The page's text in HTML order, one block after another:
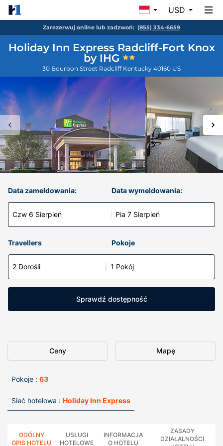
USD
Zarezerwuj online lub zadzwoń: (855) 334-6659
Holiday Inn Express Radcliff-Fort Knox
by IHG
30 Bourbon Street Radcliff Kentucky 40160 US
Data zameldowania:
Czw 6 Sierpień
Data wymeldowania:
Pia 7 Sierpień
Travellers Pokoje
2 Dorośli 1 Pokój
Sprawdź dostępność
Ceny Mapę
Pokoje : 63
Sieć hotelowa : Holiday Inn Express
OGÓLNY
OPIS HOTELU
USŁUGI
HOTELOWE
INFORMACJA
O HOTELU
ZASADY
DZIAŁALNOŚCI